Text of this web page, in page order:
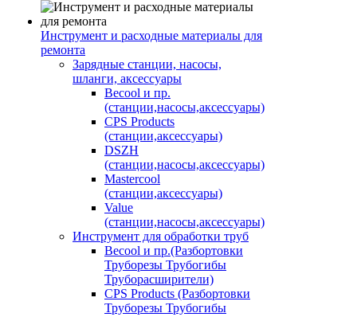
Инструмент и расходные материалы для
ремонта
Зарядные станции, насосы,
шланги, аксессуары
Becool и пр.
(станции,насосы,аксессуары)
CPS Products
(станции,аксессуары)
DSZH
(станции,насосы,аксессуары)
Mastercool
(станции,аксессуары)
Value
(станции,насосы,аксессуары)
Инструмент для обработки труб
Becool и пр.(Разбортовки
Труборезы Трубогибы
Труборасширители)
CPS Products (Разбортовки
Труборезы Трубогибы